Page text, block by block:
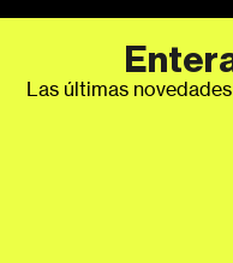
Las últimas